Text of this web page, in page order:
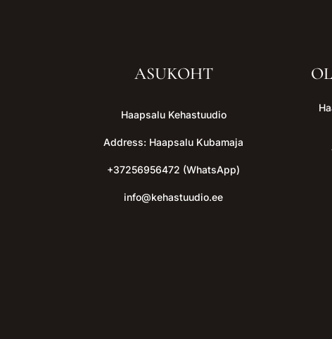
ASUKOHT
Haapsalu Kehastuudio
Address: Haapsalu Kubamaja
+37256956472 (WhatsApp)
info@kehastuudio.ee